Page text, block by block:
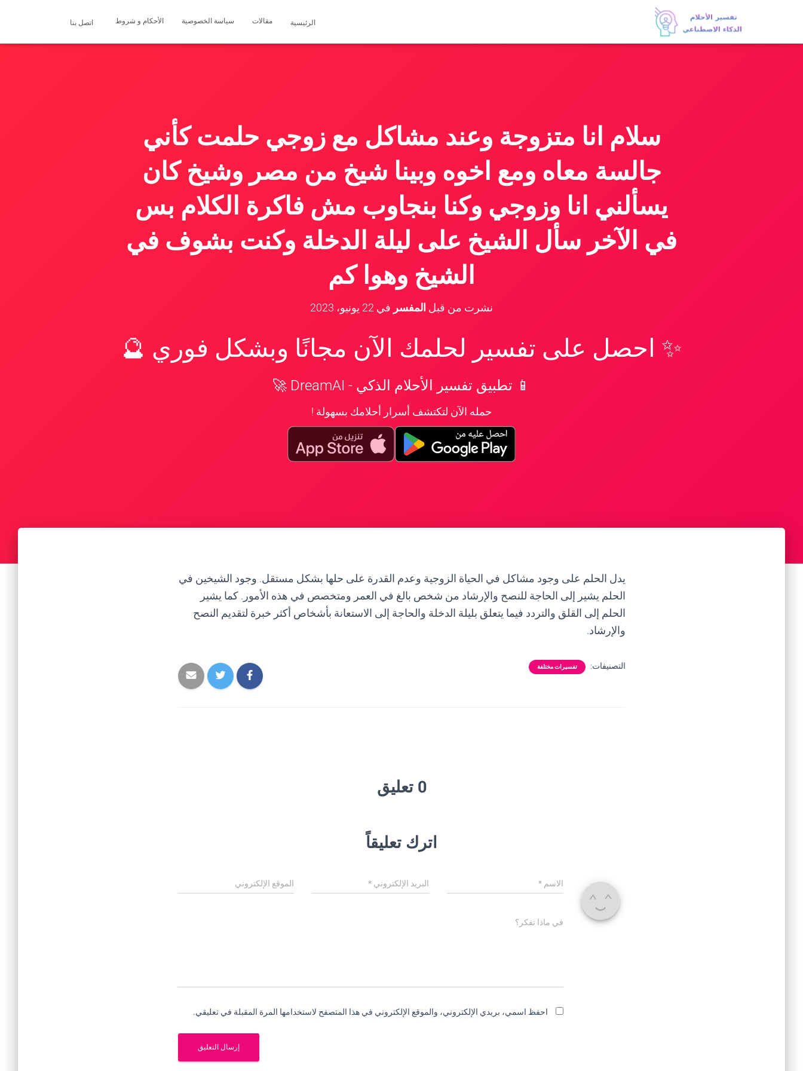
الرئيسية مقالات سياسة الخصوصية الأحكام و شروط اتصل بنا
سلام انا متزوجة وعند مشاكل مع زوجي حلمت كأني
جالسة معاه ومع اخوه وبينا شيخ من مصر وشيخ كان
يسألني انا وزوجي وكنا بنجاوب مش فاكرة الكلام بس
في الآخر سأل الشيخ على ليلة الدخلة وكنت بشوف في
الشيخ وهوا كم
نشرت من قبل المفسر في 22 يونيو، 2023
✨ احصل على تفسير لحلمك الآن مجانًا وبشكل فوري 🔮
📱 تطبيق تفسير الأحلام الذكي - DreamAI 🚀
حمله الآن لتكتشف أسرار أحلامك بسهولة !
يدل الحلم على وجود مشاكل في الحياة الزوجية وعدم القدرة على حلها بشكل مستقل. وجود الشيخين في
الحلم يشير إلى الحاجة للنصح والإرشاد من شخص بالغ في العمر ومتخصص في هذه الأمور. كما يشير
الحلم إلى القلق والتردد فيما يتعلق بليلة الدخلة والحاجة إلى الاستعانة بأشخاص أكثر خبرة لتقديم النصح
والإرشاد.
التصنيفات: تفسيرات مختلفة
0 تعليق
اترك تعليقاً
الاسم * البريد الإلكتروني* الموقع الإلكتروني
في ماذا تفكر؟
احفظ اسمي، بريدي الإلكتروني، والموقع الإلكتروني في هذا المتصفح لاستخدامها المرة المقبلة في تعليقي.